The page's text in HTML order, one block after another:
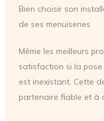
Bien choisir son
de ses menuiseries
Même les meilleurs
satisfaction si la
est inexistant. Cette
partenaire fiable et à